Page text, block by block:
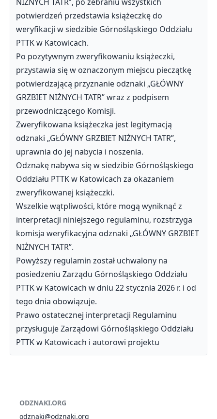
potwierdzeń przedstawia książeczkę do
weryfikacji w siedzibie Górnośląskiego Oddziału
PTTK w Katowicach.
Po pozytywnym zweryfikowaniu książeczki,
przystawia się w oznaczonym miejscu pieczątkę
potwierdzającą przyznanie odznaki „GŁÓWNY
GRZBIET NIŻNYCH TATR” wraz z podpisem
przewodniczącego Komisji.
Zweryfikowana książeczka jest legitymacją
odznaki „GŁÓWNY GRZBIET NIŻNYCH TATR”,
uprawnia do jej nabycia i noszenia.
Odznakę nabywa się w siedzibie Górnośląskiego
Oddziału PTTK w Katowicach za okazaniem
zweryfikowanej książeczki.
Wszelkie wątpliwości, które mogą wyniknąć z
interpretacji niniejszego regulaminu, rozstrzyga
komisja weryfikacyjna odznaki „GŁÓWNY GRZBIET
NIŻNYCH TATR”.
Powyższy regulamin został uchwalony na
posiedzeniu Zarządu Górnośląskiego Oddziału
PTTK w Katowicach w dniu 22 stycznia 2026 r. i od
tego dnia obowiązuje.
Prawo ostatecznej interpretacji Regulaminu
przysługuje Zarządowi Górnośląskiego Oddziału
PTTK w Katowicach i autorowi projektu
ODZNAKI.ORG
odznaki@odznaki.org